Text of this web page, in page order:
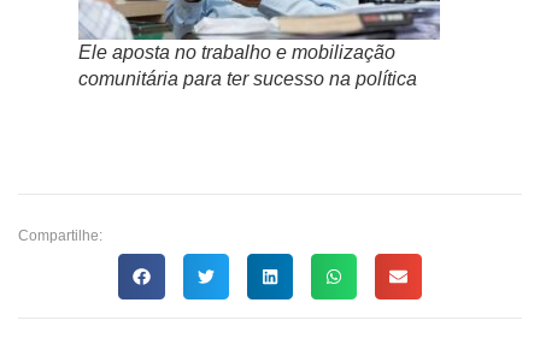
Ele aposta no trabalho e mobilização
comunitária para ter sucesso na política
Compartilhe: